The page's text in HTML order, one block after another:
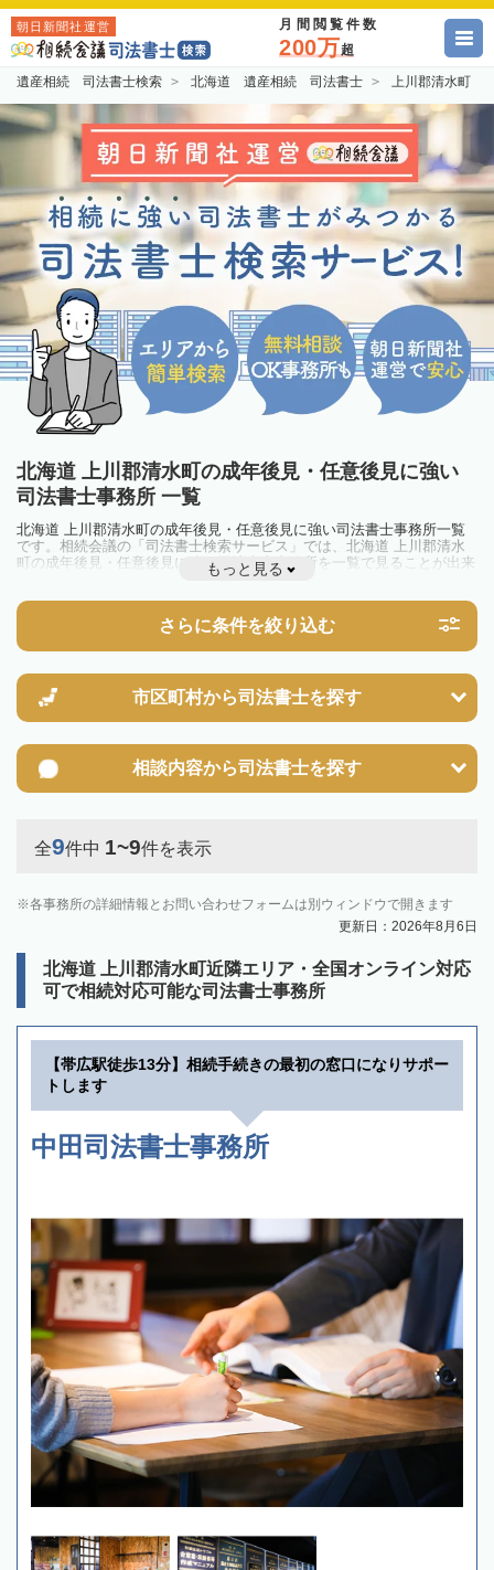
朝日新聞社運営 月間閲覧件数
200万超
遺産相続 司法書士検索 北海道 遺産相続 司法書士 上川郡清水町
北海道 上川郡清水町の成年後見・任意後見に強い
司法書士事務所 一覧
北海道 上川郡清水町の成年後見・任意後見に強い司法書士事務所一覧
です。相続会議の「司法書士検索サービス」では、北海道 上川郡清水
町の成年後見・任意後見に強い司法書士事務所を一覧で見ることが出来
ます。相続のトラブルやお悩みを抱えている方は一度近隣の司法書士に
もっと見る
さらに条件を絞り込む
市区町村から司法書士を探す
相談内容から司法書士を探す
全9件中 1~9件を表示
各事務所の詳細情報とお問い合わせフォームは別ウィンドウで開きます
更新日：2026年8月6日
北海道 上川郡清水町近隣エリア・全国オンライン対応
可で相続対応可能な司法書士事務所
【帯広駅徒歩13分】相続手続きの最初の窓口になりサポー
トします
中田司法書士事務所